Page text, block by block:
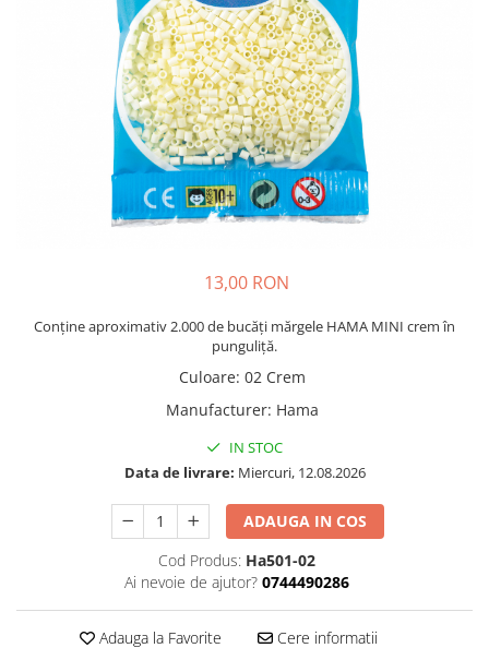
Biciclete si Triciclete
Biciclete VIKING
Biciclete Viking Challange
Biciclete Viking Explorer
Amenajări camere senzoriale
Echipamente camere senzoriale
Oferte pentru Camere Senzoriale
Creativitate si indemanare
Instrumente muzicale
Jucarii de constructii
Dezvoltare cognitiva
Jocuri matematice
Dezvoltare psihomotrica
13,00 RON
Conține aproximativ 2.000 de bucăți mărgele HAMA MINI crem în
punguliță.
Culoare: 02 Crem
Manufacturer: Hama
IN STOC
Data de livrare: Miercuri, 12.08.2026
ADAUGA IN COS
Cod Produs: Ha501-02
Ai nevoie de ajutor? 0744490286
Adauga la Favorite Cere informatii